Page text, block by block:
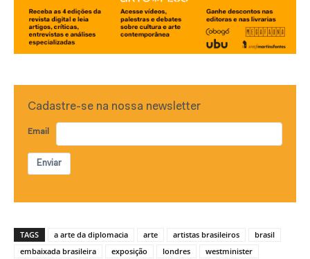
Cadastre-se na nossa newsletter
Email
Enviar
TAGS a arte da diplomacia arte artistas brasileiros
brasil
embaixada brasileira
exposição londres westminister